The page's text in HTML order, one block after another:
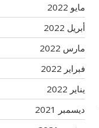
مايو 2022
أبريل 2022
مارس 2022
فبراير 2022
يناير 2022
ديسمبر 2021